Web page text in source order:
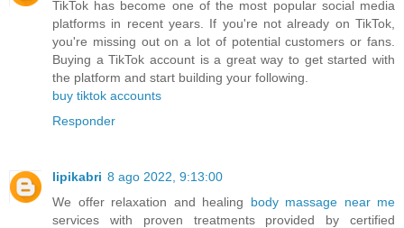
TikTok has become one of the most popular social media
platforms in recent years. If you're not already on TikTok,
you're missing out on a lot of potential customers or fans.
Buying a TikTok account is a great way to get started with
the platform and start building your following.
buy tiktok accounts
Responder
lipikabri 8 ago 2022, 9:13:00
We offer relaxation and healing body massage near me
services with proven treatments provided by certified